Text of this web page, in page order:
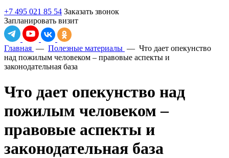
+7 495 021 85 54 Заказать звонок
Запланировать визит
Главная — Полезные материалы — Что дает опекунство
над пожилым человеком – правовые аспекты и
законодательная база
Что дает опекунство над
пожилым человеком –
правовые аспекты и
законодательная база